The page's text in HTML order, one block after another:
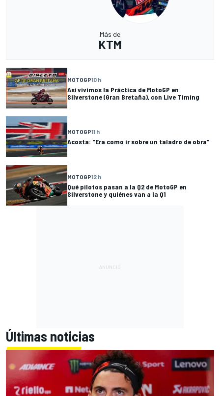
Más de
KTM
MOTOGP10 h
Así vivimos la Práctica de MotoGP en
Silverstone (Gran Bretaña), con Live Timing
MOTOGP11 h
Acosta: "Era como ir sobre un taladro de obra"
MOTOGP12 h
Qué pilotos pasan a la Q2 de MotoGP en
Silverstone y quiénes van a la Q1
Últimas noticias